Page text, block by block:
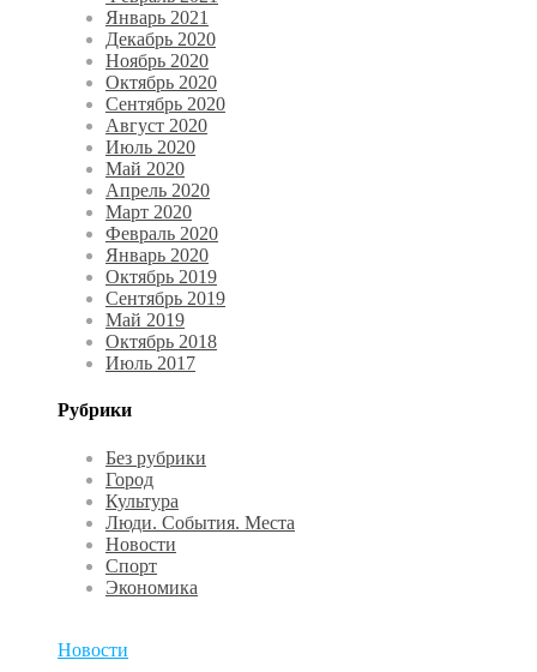
Январь 2021
Декабрь 2020
Ноябрь 2020
Октябрь 2020
Сентябрь 2020
Август 2020
Июль 2020
Май 2020
Апрель 2020
Март 2020
Февраль 2020
Январь 2020
Октябрь 2019
Сентябрь 2019
Май 2019
Октябрь 2018
Июль 2017
Рубрики
Без рубрики
Город
Культура
Люди. События. Места
Новости
Спорт
Экономика
Новости